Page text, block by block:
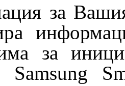
за
за
Samsung